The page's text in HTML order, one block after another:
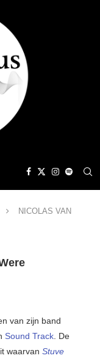
NICOLAS VAN
van zijn band
Sound Track. De
waarvan Stuve